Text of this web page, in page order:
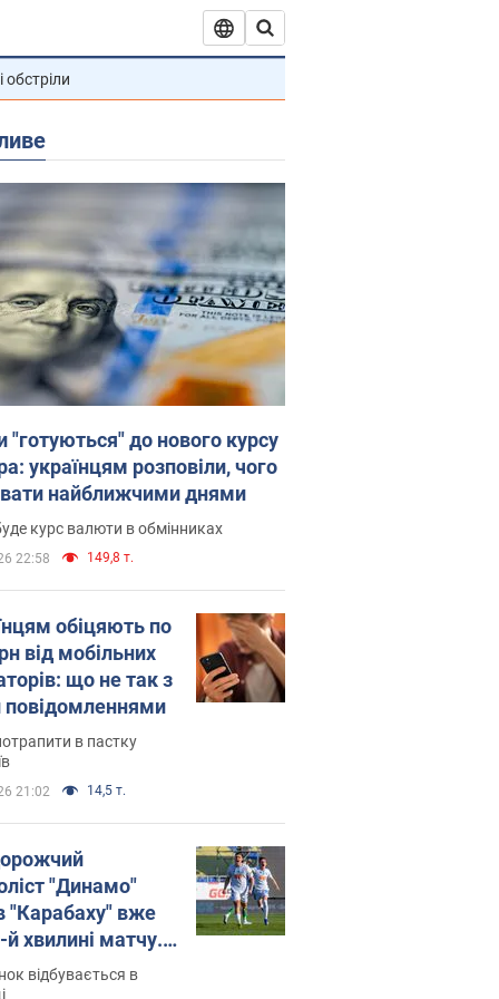
обстріли
"готуються" до нового курсу
українцям розповіли, чого
найближчими днями
курс валюти в обмінниках
22:58 149,8 т.
обіцяють по
від мобільних
що не так з
в пастку
21:02 14,5 т.
"Динамо"
"Карабаху" вже
й хвилині матчу.
відбувається в